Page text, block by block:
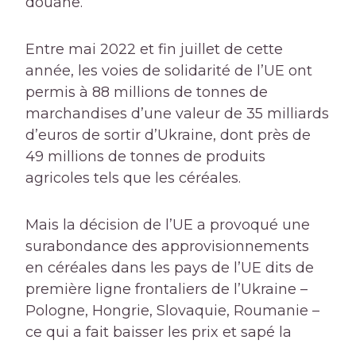
Entre mai 2022 et fin juillet de cette
année, les voies de solidarité de l’UE ont
permis à 88 millions de tonnes de
marchandises d’une valeur de 35 milliards
d’euros de sortir d’Ukraine, dont près de
49 millions de tonnes de produits
agricoles tels que les céréales.
Mais la décision de l’UE a provoqué une
surabondance des approvisionnements
en céréales dans les pays de l’UE dits de
première ligne frontaliers de l’Ukraine –
Pologne, Hongrie, Slovaquie, Roumanie –
ce qui a fait baisser les prix et sapé la